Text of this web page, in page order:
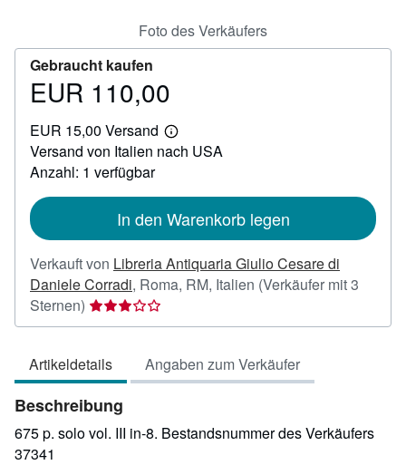
Foto des Verkäufers
Gebraucht kaufen
Preis
110,00
EUR 110,00
EUR 15,00 Versand
Weitere
Informationen
Versand von Italien nach USA
Anzahl: 1 verfügbar
In den Warenkorb legen
Verkauft von Libreria Antiquaria Giulio Cesare di
Daniele Corradi, Roma, RM, Italien (Verkäufer mit 3
Sternen) Verkäuferbewertung
3
5
Sternen
Artikeldetails Angaben zum Verkäufer
Beschreibung
675 p. solo vol. III in-8. Bestandsnummer des Verkäufers
37341